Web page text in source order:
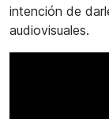
intención de
audiovisuales.